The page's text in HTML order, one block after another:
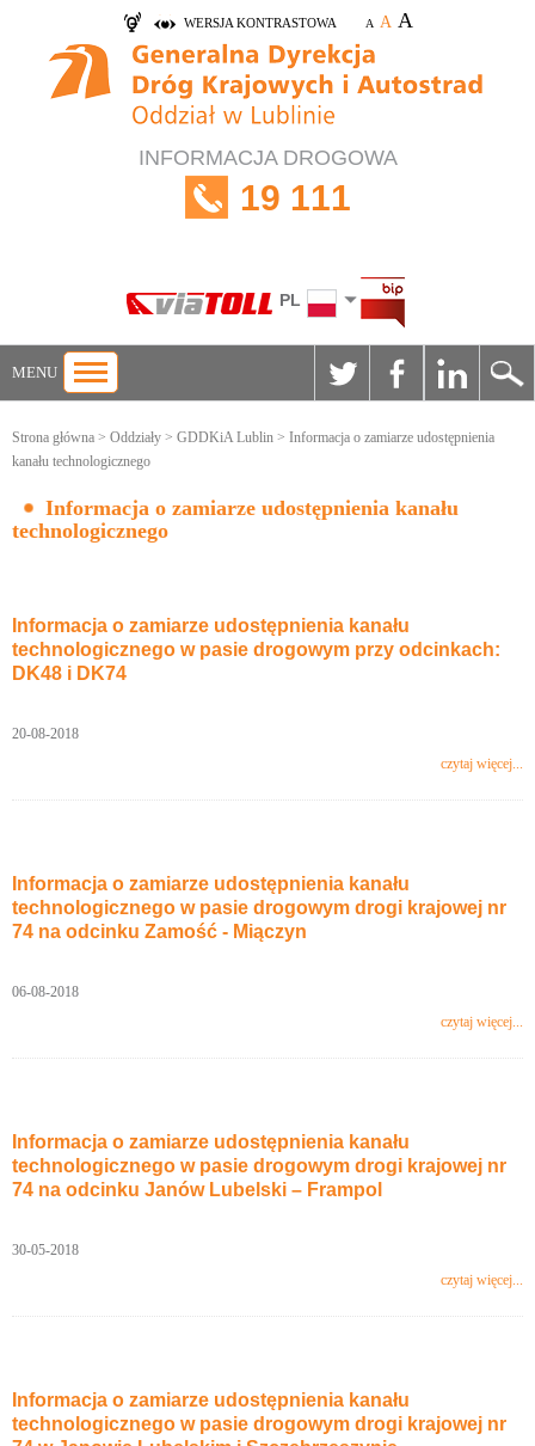
WERSJA KONTRASTOWA A A A
INFORMACJA DROGOWA
19 111
PL
MENU
Strona główna > Oddziały > GDDKiA Lublin > Informacja o zamiarze udostępnienia
kanału technologicznego
Informacja o zamiarze udostępnienia kanału
technologicznego
Informacja o zamiarze udostępnienia kanału
technologicznego w pasie drogowym przy odcinkach:
DK48 i DK74
20-08-2018
czytaj więcej...
Informacja o zamiarze udostępnienia kanału
technologicznego w pasie drogowym drogi krajowej nr
74 na odcinku Zamość - Miączyn
06-08-2018
czytaj więcej...
Informacja o zamiarze udostępnienia kanału
technologicznego w pasie drogowym drogi krajowej nr
74 na odcinku Janów Lubelski – Frampol
30-05-2018
czytaj więcej...
Informacja o zamiarze udostępnienia kanału
technologicznego w pasie drogowym drogi krajowej nr